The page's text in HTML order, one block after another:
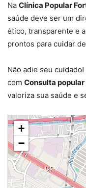
Na Clínica Popular
saúde deve ser um
ético, transparente e
prontos para cuidar
Não adie seu
com Consulta popular
valoriza sua saúde e
+
−